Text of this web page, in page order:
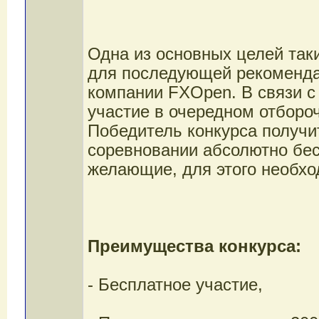
Одна из основных целей
для последующей
компании FXOpen. В связи
участие в очередном
Победитель конкурса
соревновании абсолютно
желающие, для этого
Преимущества конкурса:
- Бесплатное участие,